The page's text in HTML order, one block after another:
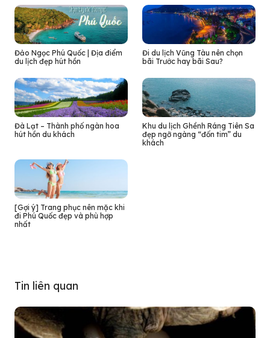
Đảo Ngọc Phú Quốc | Địa điểm
du lịch đẹp hút hồn
Đi du lịch Vũng Tàu nên chọn
bãi Trước hay bãi Sau?
Đà Lạt – Thành phố ngàn hoa
hút hồn du khách
Khu du lịch Ghềnh Ráng Tiên Sa
đẹp ngỡ ngàng “đốn tim” du
khách
[Gợi ý] Trang phục nên mặc khi
đi Phú Quốc đẹp và phù hợp
nhất
Tin liên quan